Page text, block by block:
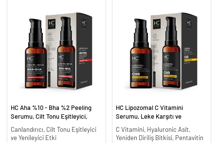
HC Aha %10 - Bha %2 Peeling
Serumu, Cilt Tonu Eşitleyici,
Canlandırıcı, Cilt Tonu Eşitleyici
ve Yenileyici Etki
HC Lipozomal C Vitamini
Serumu, Leke Karşıtı ve
C Vitamini, Hyaluronic Asit,
Yeniden Diriliş Bitkisi, Pentavitin